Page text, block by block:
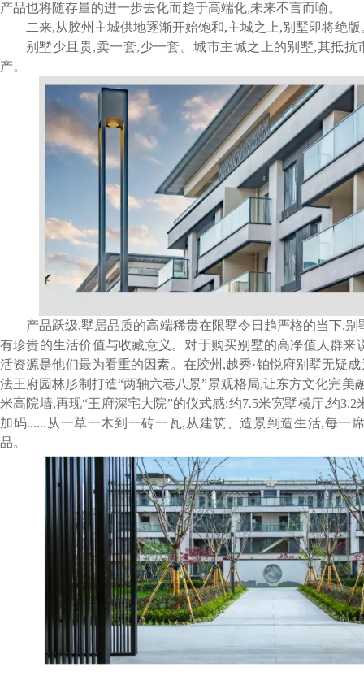
产品也将随存量的进一步去化而趋于高端化,未来不言而喻。
二来,从胶州主城供地逐渐开始饱和,主城之上,别墅即将绝版
别墅少且贵,卖一套,少一套。城市主城之上的别墅,其抵
产。
产品跃级,墅居品质的高端稀贵在限墅令日趋严格的当下,
有珍贵的生活价值与收藏意义。对于购买别墅的高净值人群来
活资源是他们最为看重的因素。在胶州,越秀·铂悦府别墅无疑
法王府园林形制打造“两轴六巷八景”景观格局,让东方文化完美
米高院墙,再现“王府深宅大院”的仪式感;约7.5米宽墅横厅,约
加码......从一草一木到一砖一瓦,从建筑、造景到造生活,每一
品。